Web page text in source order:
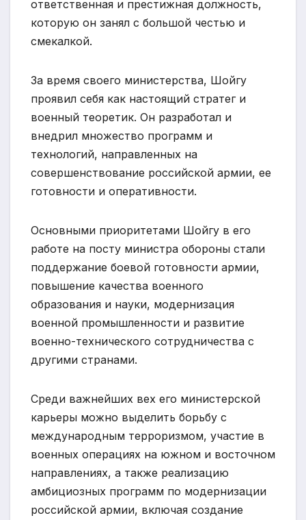
ответственная и престижная должность,
которую он занял с большой честью и
смекалкой.
За время своего министерства, Шойгу
проявил себя как настоящий стратег и
военный теоретик. Он разработал и
внедрил множество программ и
технологий, направленных на
совершенствование российской армии, ее
готовности и оперативности.
Основными приоритетами Шойгу в его
работе на посту министра обороны стали
поддержание боевой готовности армии,
повышение качества военного
образования и науки, модернизация
военной промышленности и развитие
военно-технического сотрудничества с
другими странами.
Среди важнейших вех его министерской
карьеры можно выделить борьбу с
международным терроризмом, участие в
военных операциях на южном и восточном
направлениях, а также реализацию
амбициозных программ по модернизации
российской армии, включая создание